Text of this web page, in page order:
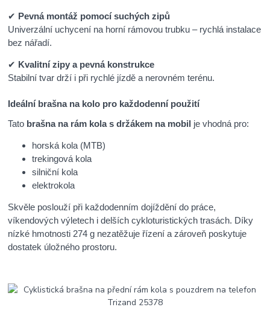
✔ Pevná montáž pomocí suchých zipů
Univerzální uchycení na horní rámovou trubku – rychlá instalace
bez nářadí.
✔ Kvalitní zipy a pevná konstrukce
Stabilní tvar drží i při rychlé jízdě a nerovném terénu.
Ideální brašna na kolo pro každodenní použití
Tato brašna na rám kola s držákem na mobil je vhodná pro:
horská kola (MTB)
trekingová kola
silniční kola
elektrokola
Skvěle poslouží při každodenním dojíždění do práce,
víkendových výletech i delších cykloturistických trasách. Díky
nízké hmotnosti 274 g nezatěžuje řízení a zároveň poskytuje
dostatek úložného prostoru.